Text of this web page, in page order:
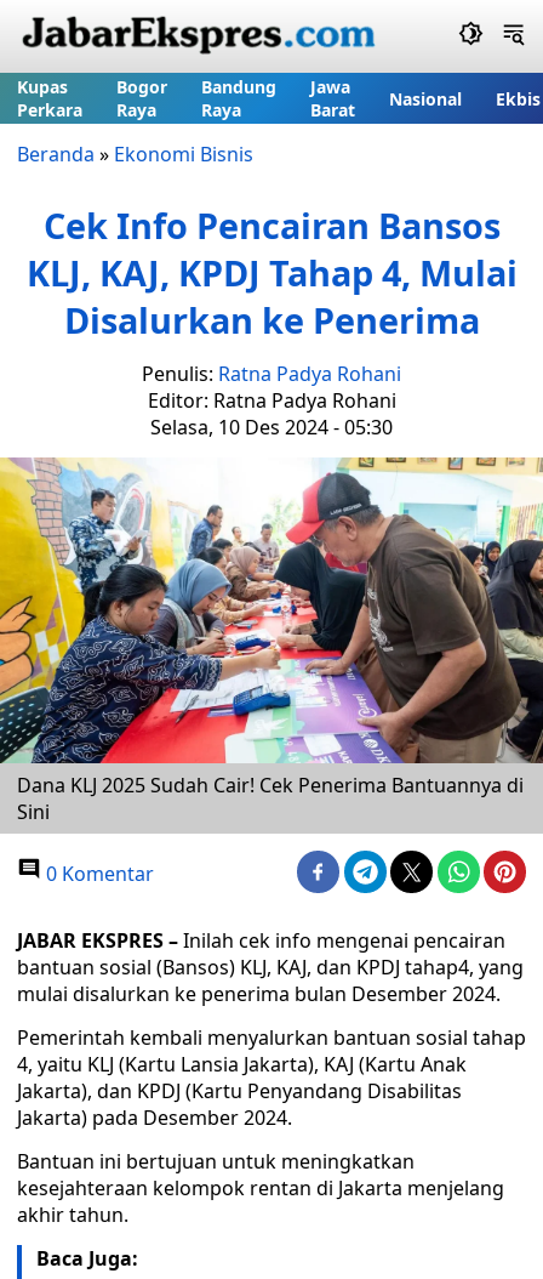
Kupas
Perkara
Bogor
Raya
Bandung
Raya
Jawa
Barat
Nasional Ekbis
Beranda » Ekonomi Bisnis
Cek Info Pencairan Bansos
KLJ, KAJ, KPDJ Tahap 4, Mulai
Disalurkan ke Penerima
Penulis: Ratna Padya Rohani
Editor: Ratna Padya Rohani
Selasa, 10 Des 2024 - 05:30
Dana KLJ 2025 Sudah Cair! Cek Penerima Bantuannya di
Sini
0 Komentar
JABAR EKSPRES –Inilah cek info mengenai pencairan
bantuan sosial (Bansos) KLJ, KAJ, dan KPDJ tahap4, yang
mulai disalurkan ke penerima bulan Desember 2024.
Pemerintah kembali menyalurkan bantuan sosial tahap
4, yaitu KLJ (Kartu Lansia Jakarta), KAJ (Kartu Anak
Jakarta), dan KPDJ (Kartu Penyandang Disabilitas
Jakarta) pada Desember 2024.
Bantuan ini bertujuan untuk meningkatkan
kesejahteraan kelompok rentan di Jakarta menjelang
akhir tahun.
Baca Juga: